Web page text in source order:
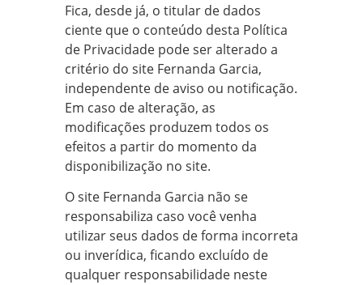
Fica, desde já, o titular de dados
ciente que o conteúdo desta Política
de Privacidade pode ser alterado a
critério do site Fernanda Garcia,
independente de aviso ou notificação.
Em caso de alteração, as
modificações produzem todos os
efeitos a partir do momento da
disponibilização no site.
O site Fernanda Garcia não se
responsabiliza caso você venha
utilizar seus dados de forma incorreta
ou inverídica, ficando excluído de
qualquer responsabilidade neste